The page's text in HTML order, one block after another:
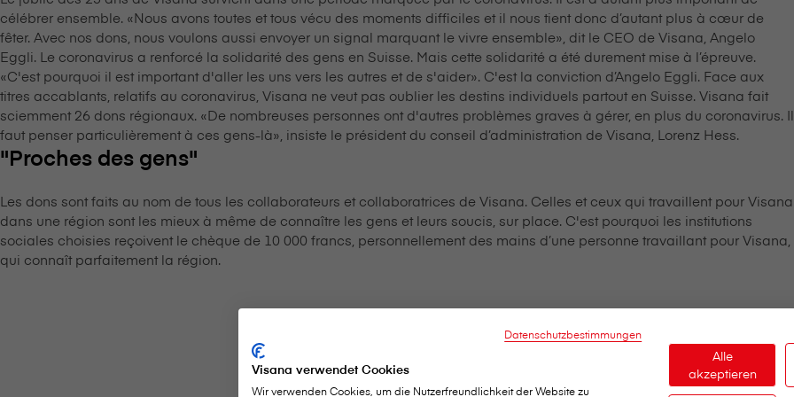
célébrer ensemble. «Nous avons toutes et tous vécu des moments difficiles et il nous tient donc d’autant plus à cœur de
fêter. Avec nos dons, nous voulons aussi envoyer un signal marquant le vivre ensemble», dit le CEO de V⁠i⁠s⁠a⁠n⁠a, Angelo
Eggli. Le coronavirus a renforcé la solidarité des gens en Suisse. Mais cette solidarité a été durement mise à l’épreuve.
«C'est pourquoi il est important d'aller les uns vers les autres et de s'aider». C'est la conviction d’Angelo Eggli. Face aux
titres accablants, relatifs au coronavirus, V⁠i⁠s⁠a⁠n⁠a ne veut pas oublier les destins individuels partout en Suisse. V⁠i⁠s⁠a⁠n⁠a fait
sciemment 26 dons régionaux. «De nombreuses personnes ont d'autres problèmes graves à gérer, en plus du coronavirus. Il
faut penser particulièrement à ces gens-là», insiste le président du conseil d’administration de V⁠i⁠s⁠a⁠n⁠a, Lorenz Hess.
"Proches des gens"
Les dons sont faits au nom de tous les collaborateurs et collaboratrices de V⁠i⁠s⁠a⁠n⁠a. Celles et ceux qui travaillent pour V⁠i⁠s⁠a⁠n⁠a
dans une région sont les mieux à même de connaître les gens et leurs soucis, sur place. C'est pourquoi les institutions
sociales choisies reçoivent le chèque de 10 000 francs, personnellement des mains d’une personne travaillant pour V⁠i⁠s⁠a⁠n⁠a,
qui connaît parfaitement la région.
Datenschutzbestimmungen
Visana verwendet Cookies
Wir verwenden Cookies, um die Nutzerfreundlichkeit der Website zu
Alle
akzeptieren